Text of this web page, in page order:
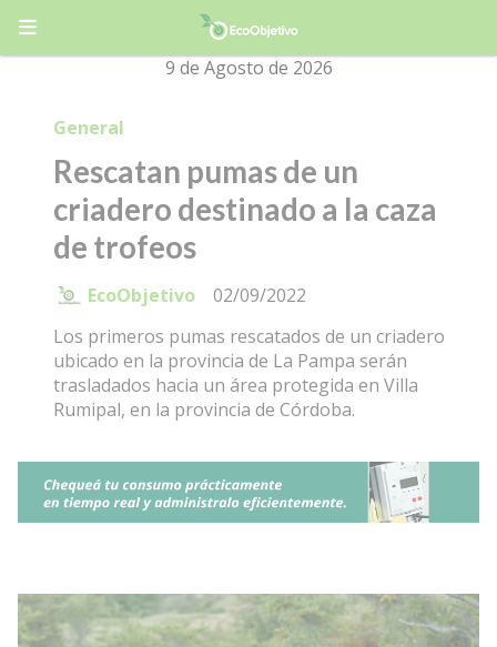
9 de Agosto de 2026
Rescatan pumas de un
criadero destinado a la caza
de trofeos
Los primeros pumas rescatados de un criadero
ubicado en la provincia de La Pampa serán
trasladados hacia un área protegida en Villa
Rumipal, en la provincia de Córdoba.
General
02/09/2022
EcoObjetivo